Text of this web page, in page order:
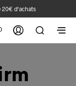
d‘achats